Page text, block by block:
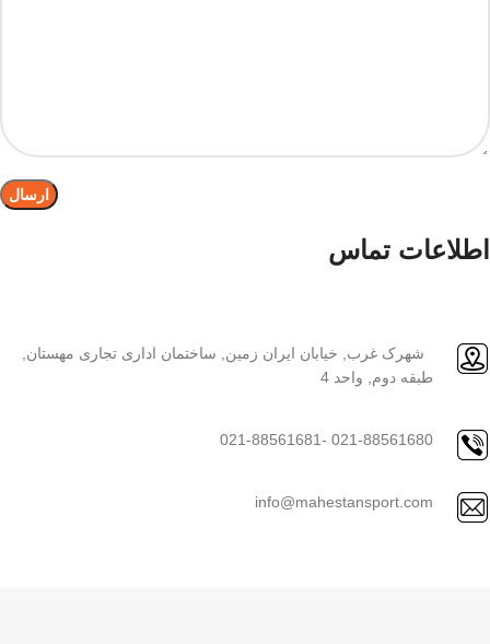
اطلاعات تماس
شهرک غرب, خیابان ایران زمین, ساختمان اداری تجاری مهستان,
طبقه دوم, واحد 4
021-88561680 -021-88561681
info@mahestansport.com